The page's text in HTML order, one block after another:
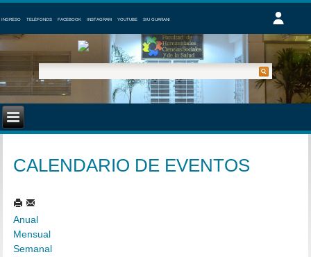
INGRESO TELÉFONOS FACEBOOK INSTAGRAM YOUTUBE SIU GUARANI
CALENDARIO DE EVENTOS
Anual
Mensual
Semanal